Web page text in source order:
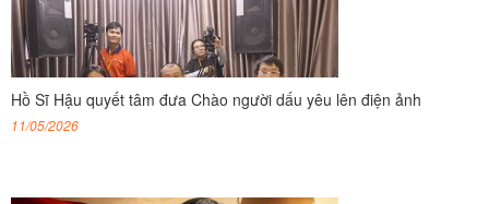
Hồ Sĩ Hậu quyết tâm đưa Chào người dấu yêu lên điện ảnh
11/05/2026